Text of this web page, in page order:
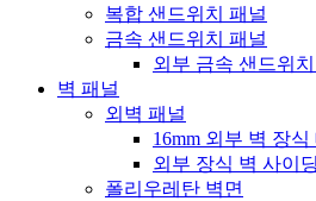
복합 샌드위치 패널
금속 샌드위치 패널
외부 금속 샌드위
벽 패널
외벽 패널
16mm 외부 벽 장식
외부 장식 벽 사이
폴리우레탄 벽면